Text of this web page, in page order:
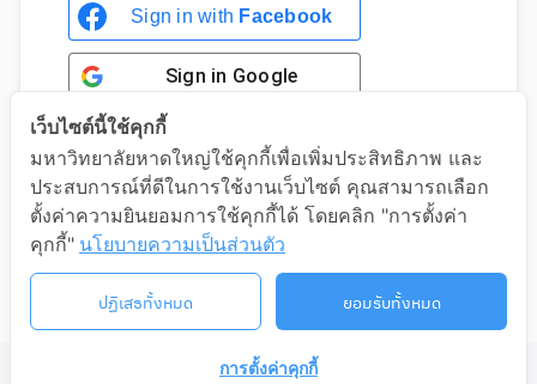
Sign in with Facebook
Sign in Google
Sign in with Google
©2026 LIFELONG.HU.AC.TH. ALL RIGHTS RESERVED.
เว็บไซต์นี้ใช้คุกกี้
มหาวิทยาลัยหาดใหญ่ใช้คุกกี้เพื่อเพิ่มประสิทธิภาพ และ
ประสบการณ์ที่ดีในการใช้งานเว็บไซต์ คุณสามารถเลือก
ตั้งค่าความยินยอมการใช้คุกกี้ได้ โดยคลิก "การตั้งค่า
คุกกี้" นโยบายความเป็นส่วนตัว
ปฏิเสธทั้งหมด ยอมรับทั้งหมด
การตั้งค่าคุกกี้